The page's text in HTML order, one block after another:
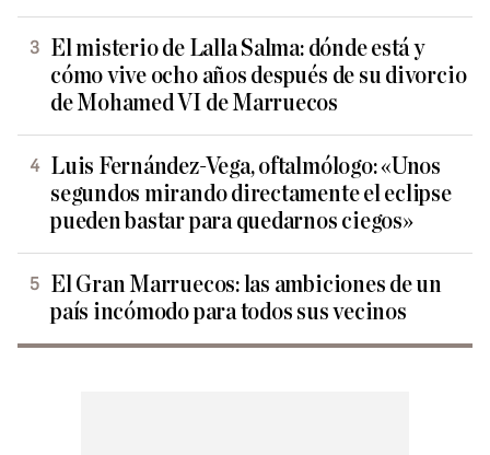
El misterio de Lalla Salma: dónde está y
cómo vive ocho años después de su divorcio
de Mohamed VI de Marruecos
Luis Fernández-Vega, oftalmólogo: «Unos
segundos mirando directamente el eclipse
pueden bastar para quedarnos ciegos»
El Gran Marruecos: las ambiciones de un
país incómodo para todos sus vecinos